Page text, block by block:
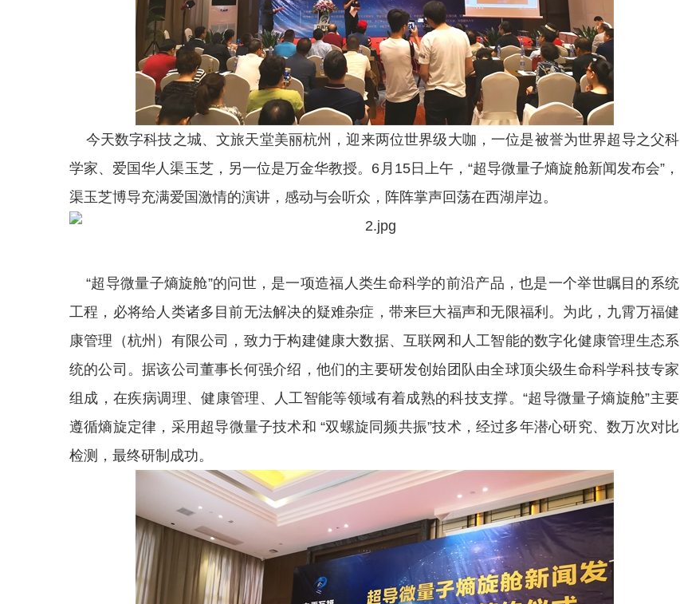
今天数字科技之城、文旅天堂美丽杭州，迎来两位世界级大咖，一位是被誉为世界超导之父科
学家、爱国华人渠玉芝，另一位是万金华教授。6月15日上午，“超导微量子熵旋舱新闻发布会”，
渠玉芝博导充满爱国激情的演讲，感动与会听众，阵阵掌声回荡在西湖岸边。
“超导微量子熵旋舱”的问世，是一项造福人类生命科学的前沿产品，也是一个举世瞩目的系统
工程，必将给人类诸多目前无法解决的疑难杂症，带来巨大福声和无限福利。为此，九霄万福健
康管理（杭州）有限公司，致力于构建健康大数据、互联网和人工智能的数字化健康管理生态系
统的公司。据该公司董事长何强介绍，他们的主要研发创始团队由全球顶尖级生命科学科技专家
组成，在疾病调理、健康管理、人工智能等领域有着成熟的科技支撑。“超导微量子熵旋舱”主要
遵循熵旋定律，采用超导微量子技术和 “双螺旋同频共振”技术，经过多年潜心研究、数万次对比
检测，最终研制成功。